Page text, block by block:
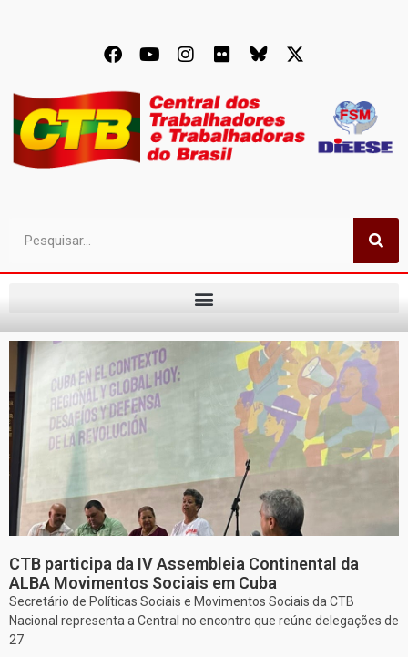
CTB participa da IV Assembleia Continental da
ALBA Movimentos Sociais em Cuba
Secretário de Políticas Sociais e Movimentos Sociais da CTB
Nacional representa a Central no encontro que reúne delegações de
27